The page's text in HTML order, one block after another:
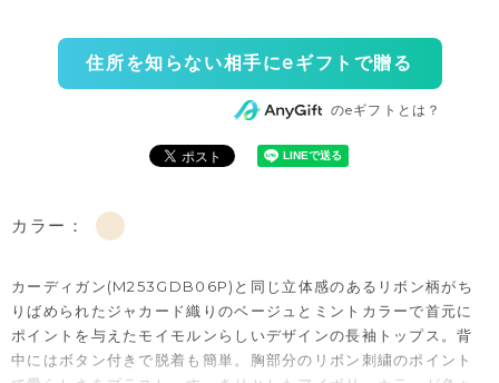
住所を知らない相手にeギフトで贈る
のeギフトとは？
カラー：
カーディガン(M253GDB06P)と同じ立体感のあるリボン柄がち
りばめられたジャカード織りのベージュとミントカラーで首元に
ポイントを与えたモイモルンらしいデザインの長袖トップス。背
中にはボタン付きで脱着も簡単。胸部分のリボン刺繍のポイント